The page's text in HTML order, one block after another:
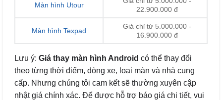
Màn hình Utour
22.900.000 đ
Màn hình Texpad
Giá chỉ từ 5.000.000 -
16.900.000 đ
Lưu ý: Giá thay màn hình Android có thể thay đổi
theo từng thời điểm, dòng xe, loại màn và nhà cung
cấp. Nhưng chúng tôi cam kết sẽ thường xuyên cập
nhật giá chính xác. Để được hỗ trợ báo giá chi tiết, vui